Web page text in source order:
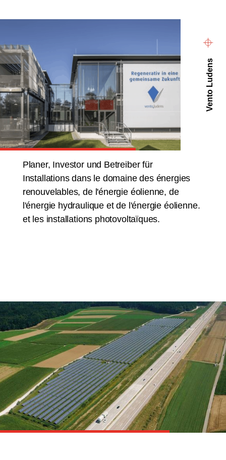
Vento Ludens
Planer, Investor und Betreiber für
Installations dans le domaine des énergies
renouvelables, de l'énergie éolienne, de
l'énergie hydraulique et de l'énergie éolienne.
et les installations photovoltaïques.